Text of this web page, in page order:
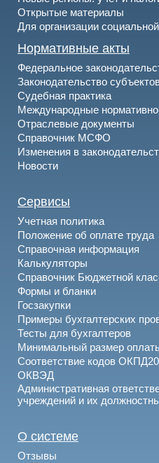
Открытые материалы
Для организации
Нормативные акты
Федеральное
Законодательство
Судебная практика
Международные
Отраслевые документы
Справочник МСФО
Изменения в
Новости
Сервисы
Учетная политика
Положение об оплате труда
Справочная информация
Калькуляторы
Справочник Бюджетной
Формы и бланки
Госзакупки
Примеры бухгалтерских
Тесты для бухгалтеров
Минимальный размер
Соответствие кодов
ОКВЭД
Административная
учреждений и их
О системе
Отзывы